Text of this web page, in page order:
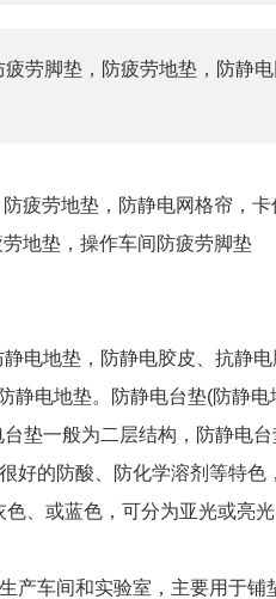
劳脚垫，防疲劳地垫，防静
疲劳地垫，防静电网格帘，卡
地垫，操作车间防疲劳脚垫
电地垫，防静电胶皮、抗静电
静电地垫。防静电台垫(防静电
垫一般为二层结构，防静电台
好的防酸、防化学溶剂等特色
、或蓝色，可分为亚光或亮
产车间和实验室，主要用于铺